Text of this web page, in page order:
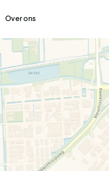
Over ons